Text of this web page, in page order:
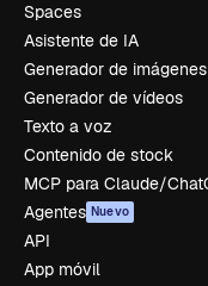
Spaces
Asistente de IA
Generador de imágenes
Generador de vídeos
Texto a voz
Contenido de stock
MCP para Claude/
Agentes Nuevo
API
App móvil